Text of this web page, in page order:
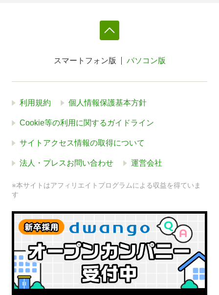
スマートフォン版 パソコン版
利用規約 個人情報保護基本方針
Cookie等の利用に関するガイドライン
サイトアクセス情報の取得について
法人・プレスお問い合わせ 運営会社
※本サイトはアフィリエイトプログラムによる収益を得ていま
す